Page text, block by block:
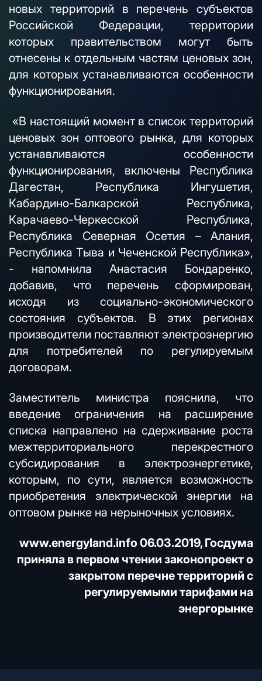
новых территорий в перечень субъектов
Российской Федерации, территории
которых правительством могут быть
отнесены к отдельным частям ценовых зон,
для которых устанавливаются особенности
функционирования.
«В настоящий момент в список территорий
ценовых зон оптового рынка, для которых
устанавливаются особенности
функционирования, включены Республика
Дагестан, Республика Ингушетия,
Кабардино-Балкарской Республика,
Карачаево-Черкесской Республика,
Республика Северная Осетия – Алания,
Республика Тыва и Чеченской Республика»,
- напомнила Анастасия Бондаренко,
добавив, что перечень сформирован,
исходя из социально-экономического
состояния субъектов. В этих регионах
производители поставляют электроэнергию
для потребителей по регулируемым
договорам.
Заместитель министра пояснила, что
введение ограничения на расширение
списка направлено на сдерживание роста
межтерриториального перекрестного
субсидирования в электроэнергетике,
которым, по сути, является возможность
приобретения электрической энергии на
оптовом рынке на нерыночных условиях.
www.energyland.info06.03.2019, Госдума
приняла в первом чтении законопроект о
закрытом перечне территорий с
регулируемыми тарифами на
энергорынке